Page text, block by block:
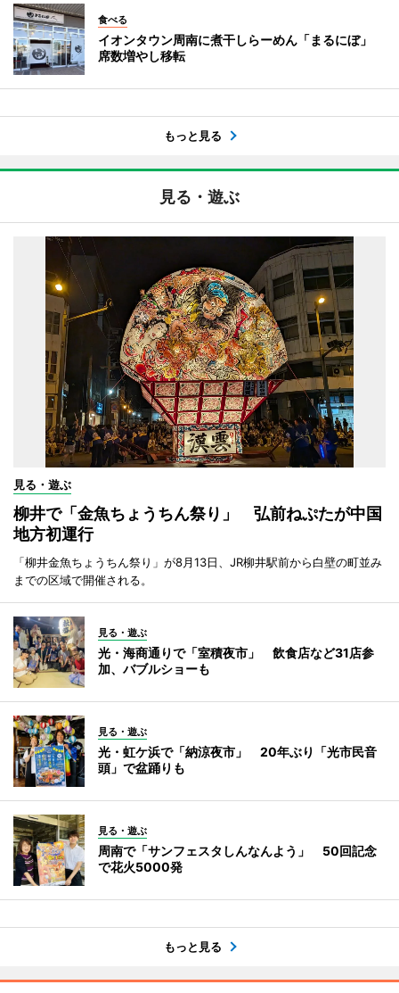
食べる
イオンタウン周南に煮干しらーめん「まるにぼ」
席数増やし移転
もっと見る
見る・遊ぶ
見る・遊ぶ
柳井で「金魚ちょうちん祭り」 弘前ねぷたが中国
地方初運行
「柳井金魚ちょうちん祭り」が8月13日、JR柳井駅前から白壁の町並み
までの区域で開催される。
見る・遊ぶ
光・海商通りで「室積夜市」 飲食店など31店参
加、バブルショーも
見る・遊ぶ
光・虹ケ浜で「納涼夜市」 20年ぶり「光市民音
頭」で盆踊りも
見る・遊ぶ
周南で「サンフェスタしんなんよう」 50回記念
で花火5000発
もっと見る